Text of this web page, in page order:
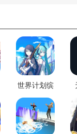
世界计划缤